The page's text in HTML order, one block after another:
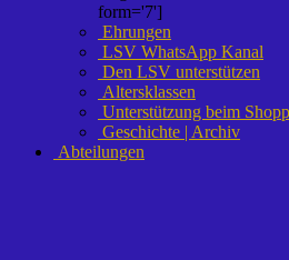
form='7']
Ehrungen
LSV WhatsApp Kanal
Den LSV unterstützen
Altersklassen
Unterstützung beim
Geschichte | Archiv
Abteilungen